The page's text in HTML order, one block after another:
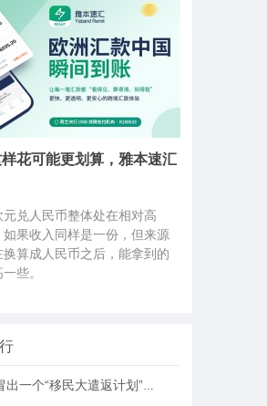
花可能更划算，雅本速汇
兑人民币整体处在相对高
果收入同样是一份，但来源
算成人民币之后，能拿到的
些。
“移民大遣返计划”，64万人已经签字支持